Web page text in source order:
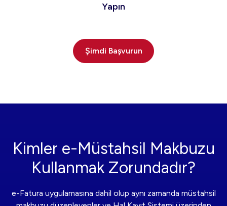
Yapın
Şimdi Başvurun
Kimler e-Müstahsil Makbuzu
Kullanmak Zorundadır?
e-Fatura uygulamasına dahil olup aynı zamanda müstahsil